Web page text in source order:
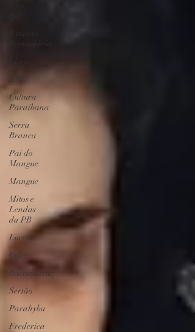
Estação
Ferroviária
APL
Cultura
Paraibana
Serra
Branca
Pai do
Mangue
Mangue
Mitos e
Lendas
da PB
Lucena
Cuité
Itacoatiara
Sertão
Parahyba
Frederica